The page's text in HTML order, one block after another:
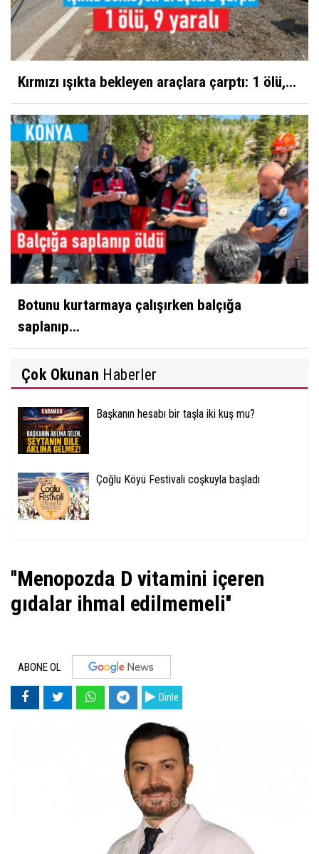
Kırmızı ışıkta bekleyen araçlara çarptı: 1 ölü,...
Botunu kurtarmaya çalışırken balçığa
saplanıp...
Çok Okunan Haberler
Başkanın hesabı bir taşla iki kuş mu?
Çoğlu Köyü Festivali coşkuyla başladı
''Menopozda D vitamini içeren
gıdalar ihmal edilmemeli''
ABONE OL
Dinle